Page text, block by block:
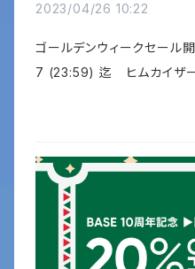
2023/04/26 10:22
ゴールデンウィークセー
7 (23:59) 迄 ヒムカイザ